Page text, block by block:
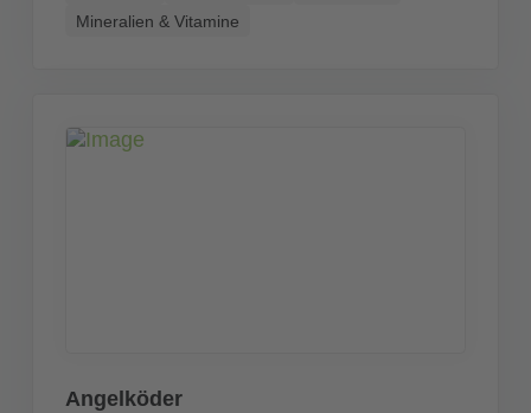
Mineralien & Vitamine
Angelköder